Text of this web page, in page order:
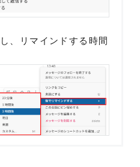
、リマインドする時間